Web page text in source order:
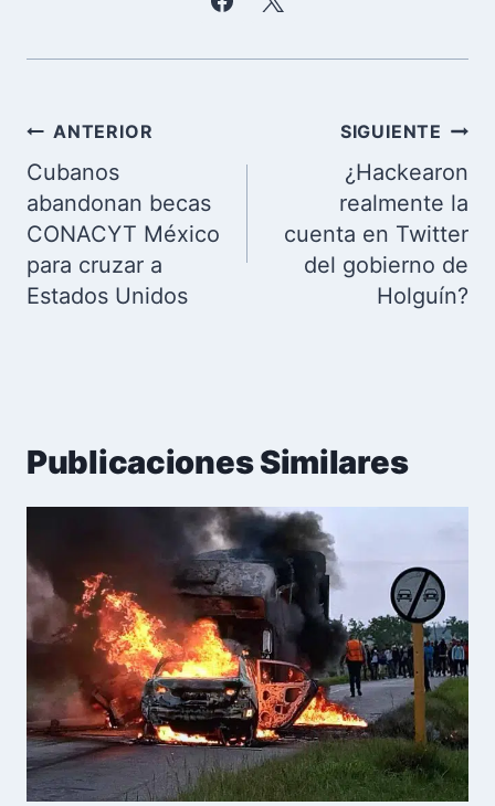
Navegación
de
entradas
ANTERIOR
Cubanos
abandonan becas
CONACYT México
para cruzar a
Estados Unidos
SIGUIENTE
¿Hackearon
realmente la
cuenta en Twitter
del gobierno de
Holguín?
Publicaciones Similares